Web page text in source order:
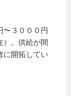
〜３０００円
）。供給が間
に開拓してい